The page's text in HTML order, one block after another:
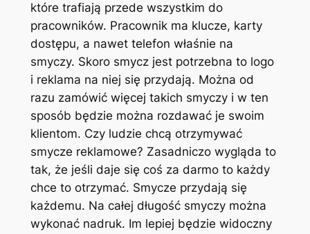
które trafiają przede wszystkim do
pracowników. Pracownik ma klucze, karty
dostępu, a nawet telefon właśnie na
smyczy. Skoro smycz jest potrzebna to logo
i reklama na niej się przydają. Można od
razu zamówić więcej takich smyczy i w ten
sposób będzie można rozdawać je swoim
klientom. Czy ludzie chcą otrzymywać
smycze reklamowe? Zasadniczo wygląda to
tak, że jeśli daje się coś za darmo to każdy
chce to otrzymać. Smycze przydają się
każdemu. Na całej długość smyczy można
wykonać nadruk. Im lepiej będzie widoczny